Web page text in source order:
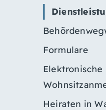
Formulare
Elektronische
Heiraten in